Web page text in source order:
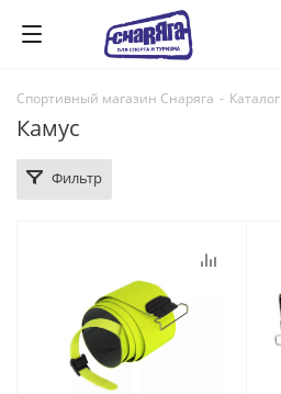
Спортивный магазин Снаряга - Каталог
Камус
Фильтр